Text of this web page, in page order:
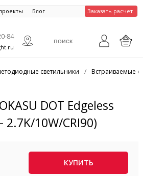
Блог Заказать расчет
84
светильники / Встраиваемые
DOT Edgeless
10W/CRI90)
КУПИТЬ